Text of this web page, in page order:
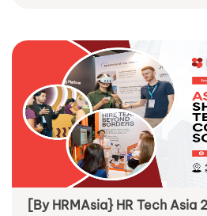
[By HRMAsia} HR Tech Asia